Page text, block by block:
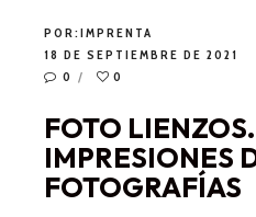
POR:IMPRENTA
18 DE SEPTIEMBRE DE 2021
0
0
FOTO LIENZOS.
IMPRESIONES
FOTOGRAFÍAS